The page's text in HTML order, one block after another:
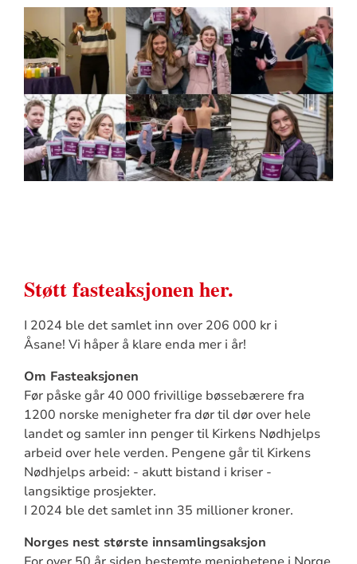
Støtt fasteaksjonen her.
I 2024 ble det samlet inn over 206 000 kr i
Åsane! Vi håper å klare enda mer i år!
Om Fasteaksjonen
Før påske går 40 000 frivillige bøssebærere fra
1200 norske menigheter fra dør til dør over hele
landet og samler inn penger til Kirkens Nødhjelps
arbeid over hele verden. Pengene går til Kirkens
Nødhjelps arbeid: - akutt bistand i kriser -
langsiktige prosjekter.
I 2024 ble det samlet inn 35 millioner kroner.
Norges nest største innsamlingsaksjon